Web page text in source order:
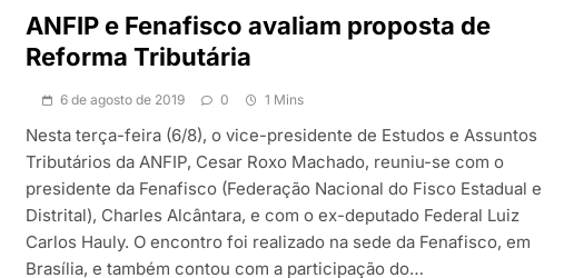
ANFIP e Fenafisco avaliam proposta de
Reforma Tributária
6 de agosto de 2019 0 1 Mins
Nesta terça-feira (6/8), o vice-presidente de Estudos e Assuntos
Tributários da ANFIP, Cesar Roxo Machado, reuniu-se com o
presidente da Fenafisco (Federação Nacional do Fisco Estadual e
Distrital), Charles Alcântara, e com o ex-deputado Federal Luiz
Carlos Hauly. O encontro foi realizado na sede da Fenafisco, em
Brasília, e também contou com a participação do…